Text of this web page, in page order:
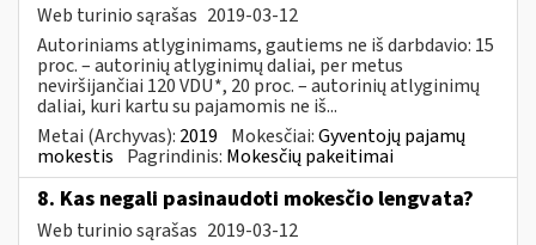
Web turinio sąrašas 2019-03-12
Autoriniams atlyginimams, gautiems ne iš darbdavio: 15
proc. – autorinių atlyginimų daliai, per metus
neviršijančiai 120 VDU*, 20 proc. – autorinių atlyginimų
daliai, kuri kartu su pajamomis ne iš...
Metai (Archyvas): 2019 Mokesčiai:Gyventojų pajamų
mokestis Pagrindinis: Mokesčių pakeitimai
8. Kas negali pasinaudoti mokesčio lengvata?
Web turinio sąrašas 2019-03-12